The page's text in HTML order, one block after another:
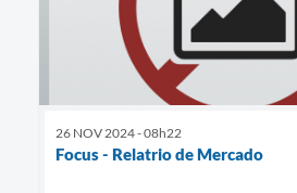
26 NOV 2024 - 08h22
Focus - Relatrio de Mercado